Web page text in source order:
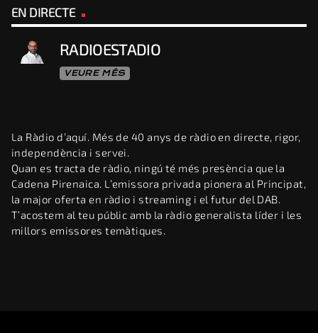
EN DIRECTE
RADIOESTADIO
VEURE MÉS
La Ràdio d’aquí. Més de 40 anys de ràdio en directe, rigor,
independència i servei.
Quan es tracta de ràdio, ningú té més presència que la
Cadena Pirenaica. L’emissora privada pionera al Principat,
la major oferta en ràdio i streaming i el futur del DAB.
T’acostem al teu públic amb la ràdio generalista líder i les
millors emissores temàtiques.